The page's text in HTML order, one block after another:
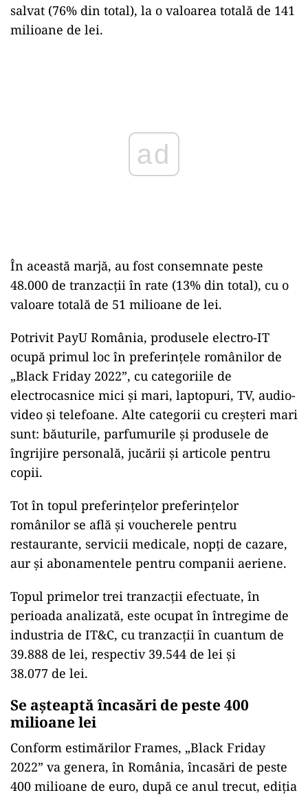
salvat (76% din total), la o valoarea totală de 141
milioane de lei.
În această marjă, au fost consemnate peste
48.000 de tranzacţii în rate (13% din total), cu o
valoare totală de 51 milioane de lei.
Potrivit PayU România, produsele electro-IT
ocupă primul loc în preferinţele românilor de
„Black Friday 2022”, cu categoriile de
electrocasnice mici şi mari, laptopuri, TV, audio-
video şi telefoane. Alte categorii cu creşteri mari
sunt: băuturile, parfumurile şi produsele de
îngrijire personală, jucării şi articole pentru
copii.
Tot în topul preferinţelor preferinţelor
românilor se află şi voucherele pentru
restaurante, servicii medicale, nopţi de cazare,
aur şi abonamentele pentru companii aeriene.
Topul primelor trei tranzacţii efectuate, în
perioada analizată, este ocupat în întregime de
industria de IT&C, cu tranzacţii în cuantum de
39.888 de lei, respectiv 39.544 de lei şi
38.077 de lei.
Se așteaptă încasări de peste 400
milioane lei
Conform estimărilor Frames, „Black Friday
2022” va genera, în România, încasări de peste
400 milioane de euro, după ce anul trecut, ediţia